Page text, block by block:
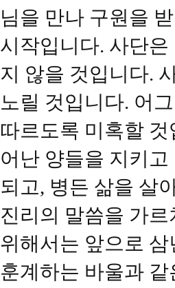
님을 만나 구원을
시작입니다. 사단
지 않을 것입니다.
노릴 것입니다. 어
따르도록 미혹할
어난 양들을 지키고
되고, 병든 삶을 살
진리의 말씀을 가
위해서는 앞으로
훈계하는 바울과